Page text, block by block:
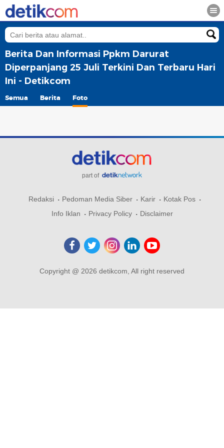
Berita Dan Informasi Ppkm Darurat
Diperpanjang 25 Juli Terkini Dan Terbaru Hari
Ini - Detikcom
Semua Berita Foto
part of
Redaksi Pedoman Media Siber Karir
Kotak Pos
Info Iklan
Privacy Policy Disclaimer
Copyright @ 2026 detikcom, All right reserved